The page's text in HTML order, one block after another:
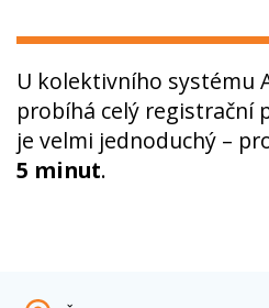
U kolektivního systému
probíhá celý registrační
je velmi jednoduchý –
5 minut.